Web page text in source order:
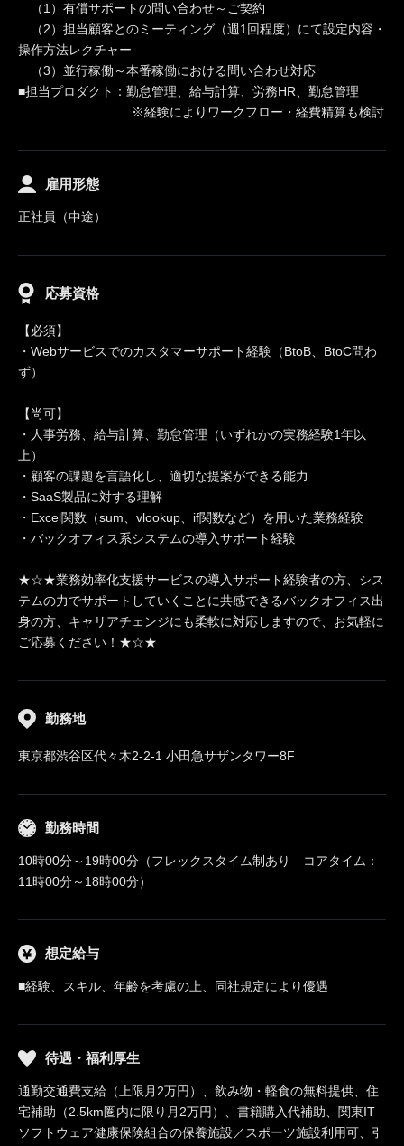
（1）有償サポートの問い合わせ～ご契約
（2）担当顧客とのミーティング（週1回程度）にて設定内容・
操作方法レクチャー
（3）並行稼働～本番稼働における問い合わせ対応
■担当プロダクト：勤怠管理、給与計算、労務HR、勤怠管理
※経験によりワークフロー・経費精算も検討
雇用形態
正社員（中途）
応募資格
【必須】
・Webサービスでのカスタマーサポート経験（BtoB、BtoC問わ
ず）
【尚可】
・人事労務、給与計算、勤怠管理（いずれかの実務経験1年以
上）
・顧客の課題を言語化し、適切な提案ができる能力
・SaaS製品に対する理解
・Excel関数（sum、vlookup、if関数など）を用いた業務経験
・バックオフィス系システムの導入サポート経験
★☆★業務効率化支援サービスの導入サポート経験者の方、シス
テムの力でサポートしていくことに共感できるバックオフィス出
身の方、キャリアチェンジにも柔軟に対応しますので、お気軽に
ご応募ください！★☆★
勤務地
東京都渋谷区代々木2-2-1 小田急サザンタワー8F
勤務時間
10時00分～19時00分（フレックスタイム制あり コアタイム：
11時00分～18時00分）
想定給与
■経験、スキル、年齢を考慮の上、同社規定により優遇
待遇・福利厚生
通勤交通費支給（上限月2万円）、飲み物・軽食の無料提供、住
宅補助（2.5km圏内に限り月2万円）、書籍購入代補助、関東IT
ソフトウェア健康保険組合の保養施設／スポーツ施設利用可、引